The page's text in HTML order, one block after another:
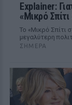
Explainer:
«Μικρό
Το «Μικρό Σπίτι
μεγαλύτερη
ΣΉΜΕΡΑ